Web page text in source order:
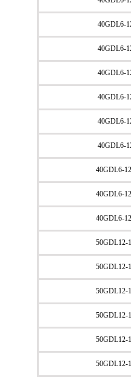
40GDL6-
40GDL6-
40GDL6-
40GDL6-
40GDL6-
40GDL6-
40GDL6-
40GDL6-
40GDL6-
50GDL12-
50GDL12-
50GDL12-
50GDL12-
50GDL12-
50GDL12-